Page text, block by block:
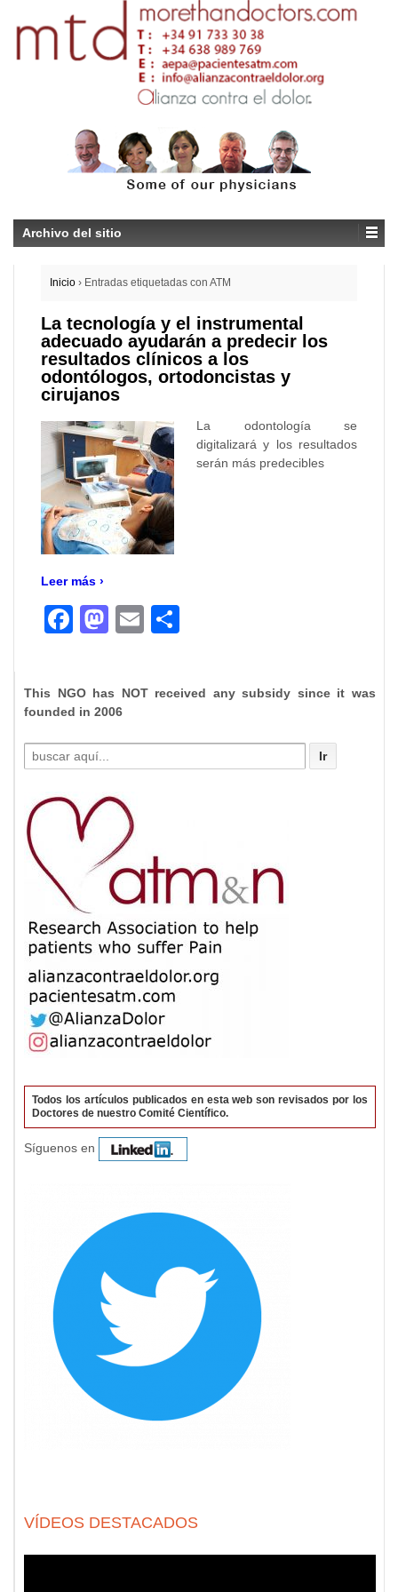
Archivo del sitio
Inicio › Entradas etiquetadas con ATM
La tecnología y el instrumental
adecuado ayudarán a predecir los
resultados clínicos a los
odontólogos, ortodoncistas y
cirujanos
La odontología se
digitalizará y los resultados
serán más predecibles
Leer más ›
Facebook
Mastodon
Email
This NGO has NOT received any subsidy since it was
founded in 2006
Buscar
por:
Todos los artículos publicados en esta web son revisados por los
Doctores de nuestro Comité Científico.
Síguenos en
VÍDEOS DESTACADOS